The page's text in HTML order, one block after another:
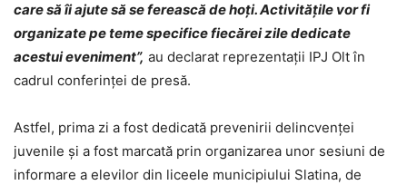
care să îi ajute să se ferească de hoţi. Activitățile vor fi
organizate pe teme specifice fiecărei zile dedicate
acestui eveniment”, au declarat reprezentații IPJ Olt în
cadrul conferinței de presă.
Astfel, prima zi a fost dedicată prevenirii delincvenţei
juvenile și a fost marcată prin organizarea unor sesiuni de
informare a elevilor din liceele municipiului Slatina, de